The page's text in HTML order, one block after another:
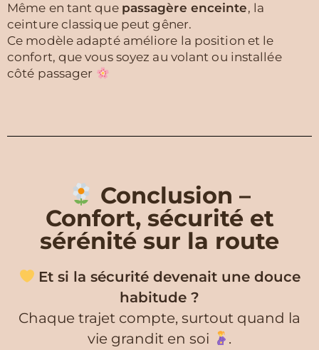
Même en tant que passagère enceinte, la
ceinture classique peut gêner.
Ce modèle adapté améliore la position et le
confort, que vous soyez au volant ou installée
côté passager
Conclusion –
Confort, sécurité et
sérénité sur la route
Et si la sécurité devenait une douce
habitude ?
Chaque trajet compte, surtout quand la
vie grandit en soi
.